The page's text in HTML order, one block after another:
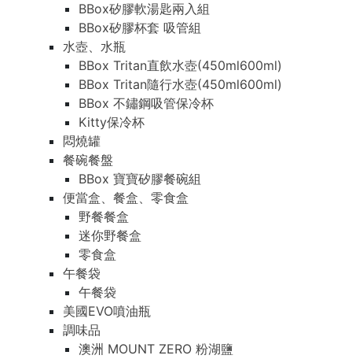
BBox矽膠軟湯匙兩入組
BBox矽膠杯套 吸管組
水壺、水瓶
BBox Tritan直飲水壺(450ml600ml)
BBox Tritan隨行水壺(450ml600ml)
BBox 不鏽鋼吸管保冷杯
Kitty保冷杯
悶燒罐
餐碗餐盤
BBox 寶寶矽膠餐碗組
便當盒、餐盒、零食盒
野餐餐盒
迷你野餐盒
零食盒
午餐袋
午餐袋
美國EVO噴油瓶
調味品
澳洲 MOUNT ZERO 粉湖鹽